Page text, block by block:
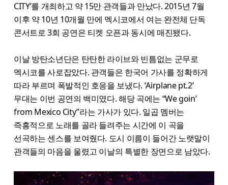
CITY’를 개최하고 약 15만 관객들과 만났다. 2015년 7월
이후 약 10년 10개월 만에 멕시코에서 여는 완전체 단독
콘서트로 3회 공연은 티켓 오픈과 동시에 매진됐다.
이날 방탄소년단은 탄탄한 라이브와 빈틈없는 군무로
멕시코를 사로잡았다. 관객들은 한국어 가사를 정확하게
따라 부르며 폭발적인 호응을 보냈다. ‘Airplane pt.2’
무대는 이번 공연의 백미였다. 해당 곡에는 “We goin’
from Mexico City”라는 가사가 있다. 일곱 멤버는
즉흥적으로 노래를 골라 들려주는 시간에 이 곡을
선곡하는 센스를 보여줬다. 도시 이름이 들어간 노랫말이
관객들의 마음을 울렸고 이날의 특별한 장면으로 남았다.